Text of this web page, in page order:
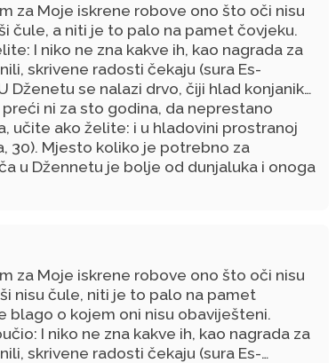
za Moje iskrene robove ono što oči nisu
čule, a niti je to palo na pamet čovjeku.
I niko ne zna kakve ih, kao nagrada za
skrivene radosti čekaju (sura Es-
Dženetu se nalazi drvo, čiji hlad konjanik
ni za sto godina, da neprestano
učite ako želite: i u hladovini prostranoj
30). Mjesto koliko je potrebno za
u Džennetu je bolje od dunjaluka i onoga
Stoga učite, ako želite: I ko bude od
Ali Imran, 185).
za Moje iskrene robove ono što oči nisu
nisu čule, niti je to palo na pamet
blago o kojem oni nisu obaviješteni.
I niko ne zna kakve ih, kao nagrada za
skrivene radosti čekaju (sura Es-